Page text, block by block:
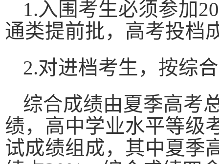
1.入围考生必须参加
通类提前批，高考投档
2.对进档考生，按综
综合成绩由夏季高考
绩，高中学业水平等级
试成绩组成，其中夏季